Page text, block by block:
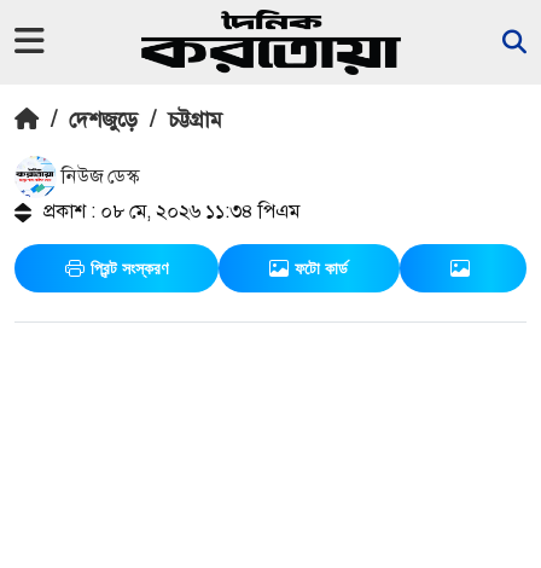
/ দেশজুড়ে / চট্টগ্রাম
নিউজ ডেস্ক
প্রকাশ : ০৮ মে, ২০২৬ ১১:৩৪ পিএম
প্রিন্ট সংস্করণ ফটো কার্ড